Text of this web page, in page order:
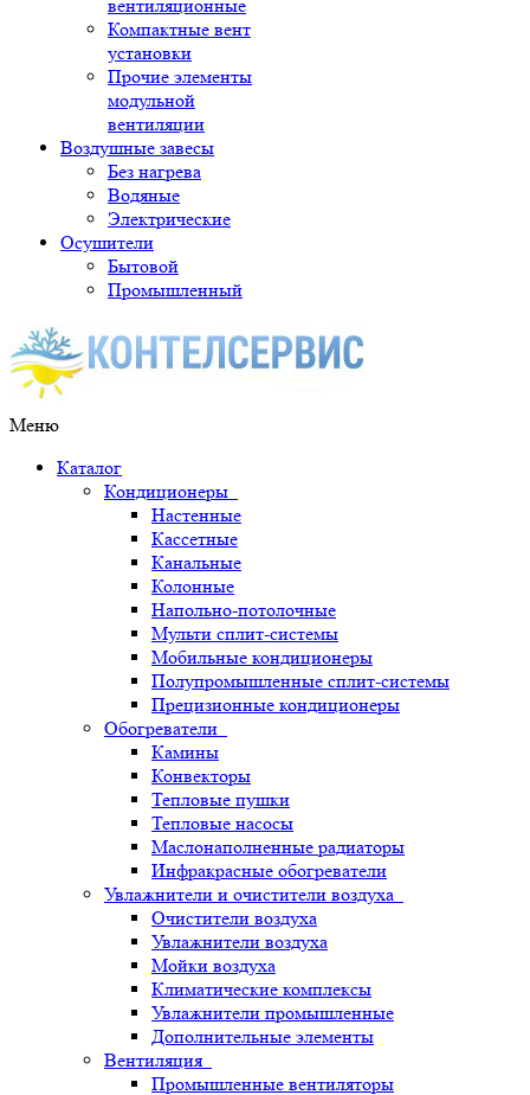
вентиляционные
Компактные вент
установки
Прочие элементы
модульной
вентиляции
Воздушные завесы
Без нагрева
Водяные
Электрические
Осушители
Бытовой
Промышленный
Меню
Каталог
Кондиционеры
Настенные
Кассетные
Канальные
Колонные
Напольно-потолочные
Мульти сплит-системы
Мобильные кондиционеры
Полупромышленные сплит-системы
Прецизионные кондиционеры
Обогреватели
Камины
Конвекторы
Тепловые пушки
Тепловые насосы
Маслонаполненные радиаторы
Инфракрасные обогреватели
Увлажнители и очистители воздуха
Очистители воздуха
Увлажнители воздуха
Мойки воздуха
Климатические комплексы
Увлажнители промышленные
Дополнительные элементы
Вентиляция
Промышленные вентиляторы